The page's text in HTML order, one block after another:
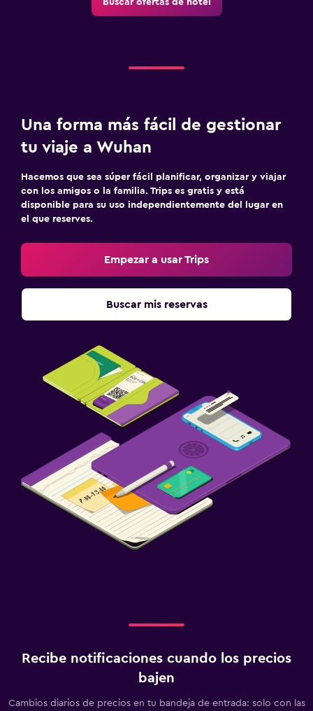
Una forma más fácil de gestionar
tu viaje a Wuhan
Hacemos que sea súper fácil planificar, organizar y viajar
con los amigos o la familia. Trips es gratis y está
disponible para su uso independientemente del lugar en
el que reserves.
Empezar a usar Trips
Buscar mis reservas
Recibe notificaciones cuando los precios
bajen
Cambios diarios de precios en tu bandeja de entrada: solo con las